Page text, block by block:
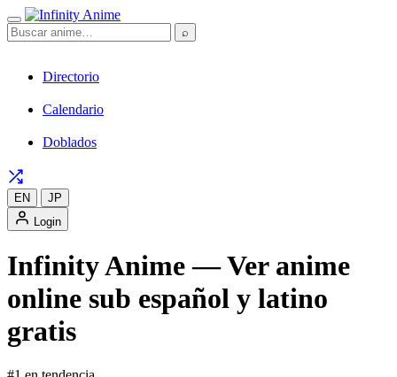
⌕
Directorio
Calendario
Doblados
EN
JP
Login
Infinity Anime — Ver anime
online sub español y latino
gratis